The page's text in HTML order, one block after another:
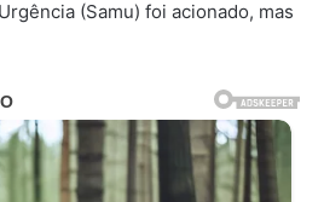
(Samu) foi acionado, mas